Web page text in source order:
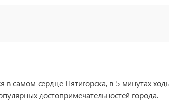
самом сердце Пятигорска, в 5 минутах
достопримечательностей города.